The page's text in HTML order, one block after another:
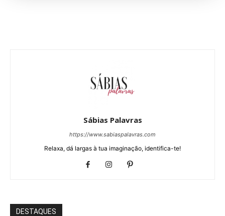
Sábias Palavras
https://www.sabiaspalavras.com
Relaxa, dá largas à tua imaginação, identifica-te!
DESTAQUES